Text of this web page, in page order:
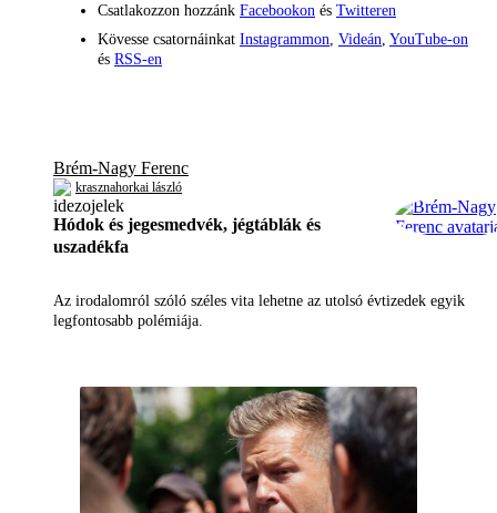
Csatlakozzon hozzánk Facebookon és Twitteren
Kövesse csatornáinkat Instagrammon Videán YouTube-on
és RSS-en
Brém-Nagy Ferenc
krasznahorkai lászló
Hódok és jegesmedvék, jégtáblák és
uszadékfa
Az irodalomról szóló széles vita lehetne az utolsó évtizedek egyik
legfontosabb polémiája.